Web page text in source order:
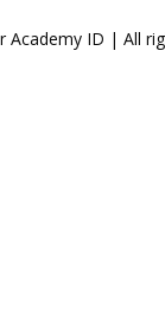
ID | All